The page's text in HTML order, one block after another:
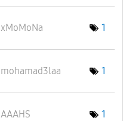
xMoMoNa 1
mohamad3laa 1
AAAHS 1